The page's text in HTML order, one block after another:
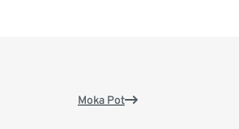
Moka Pot